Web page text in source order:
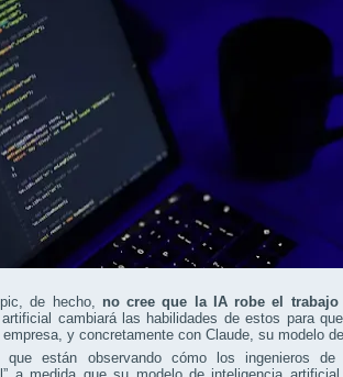
de hecho, no cree que la IA robe el
cambiará las habilidades de estos para
y concretamente con Claude, su modelo
que están observando cómo los ingenieros